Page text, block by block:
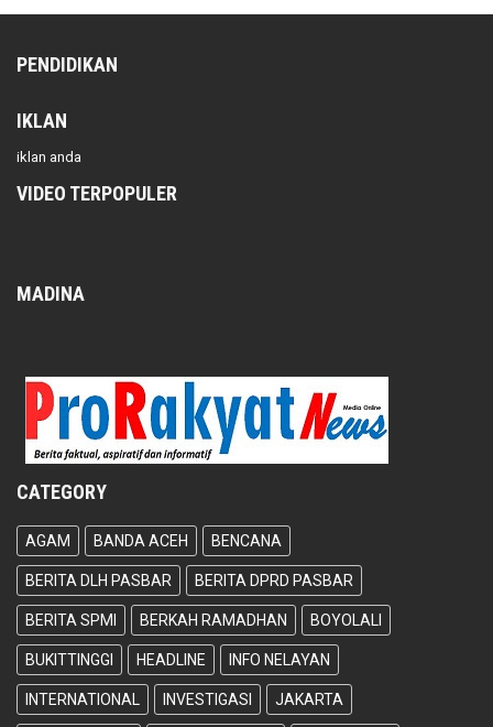
PENDIDIKAN
IKLAN
iklan anda
VIDEO TERPOPULER
MADINA
CATEGORY
AGAM BANDA ACEH BENCANA
BERITA DLH PASBAR BERITA DPRD PASBAR
BERITA SPMI BERKAH RAMADHAN BOYOLALI
BUKITTINGGI HEADLINE INFO NELAYAN
INTERNATIONAL INVESTIGASI JAKARTA